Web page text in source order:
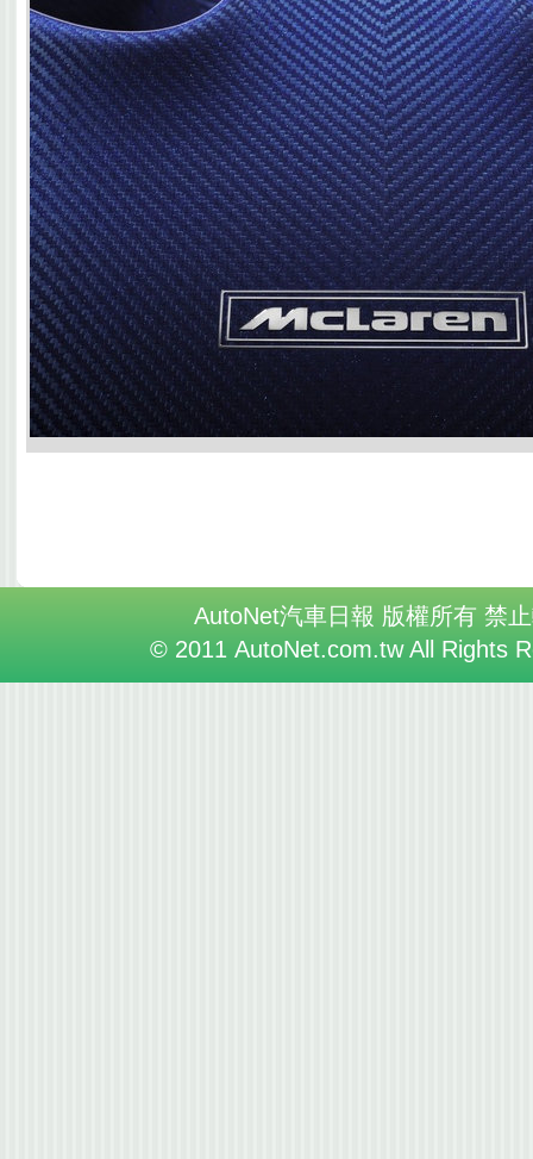
AutoNet汽車日報 版權所有 禁
© 2011 AutoNet.com.tw All Rights